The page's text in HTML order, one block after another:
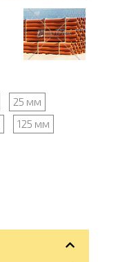
25 мм
125 мм